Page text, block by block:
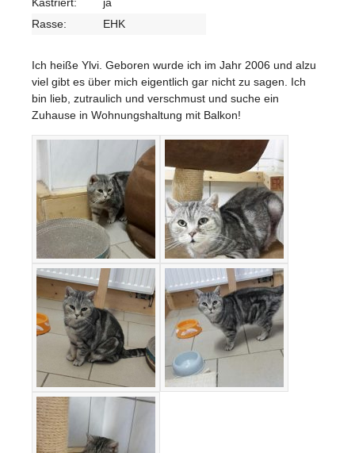
Rasse:
EHK
Ich heiße Ylvi. Geboren wurde ich im Jahr 2006 und alzu
viel gibt es über mich eigentlich gar nicht zu sagen. Ich
bin lieb, zutraulich und verschmust und suche ein
Zuhause in Wohnungshaltung mit Balkon!